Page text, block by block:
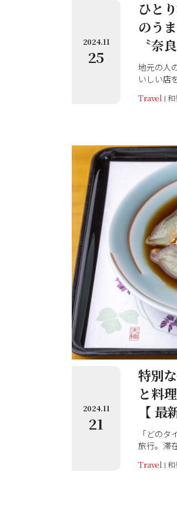
2024.11
25
ひと
のう
〝奈
地元の人
いしい店
Travel
2024.11
21
特別
と料
【 最
「どの
旅行。滞
Travel